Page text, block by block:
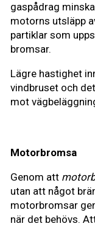
gaspådrag
motorns utsläpp
partiklar som
bromsar.
Lägre hastighet
vindbruset och
mot
Motorbromsa
Genom att
utan att något
motorbromsar
när det behövs.